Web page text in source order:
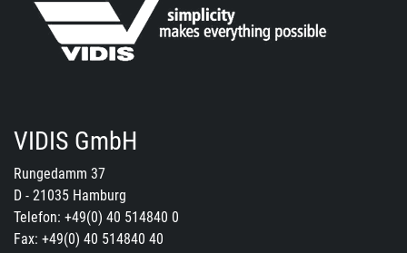
VIDIS GmbH
Rungedamm 37
D - 21035 Hamburg
Telefon: +49(0) 40 514840 0
Fax: +49(0) 40 514840 40